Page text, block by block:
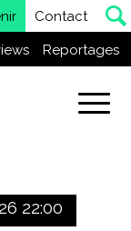
Contact
Reportages
22:00